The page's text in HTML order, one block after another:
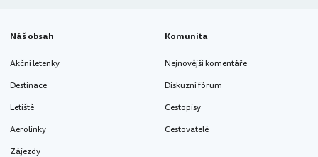
Náš obsah
Akční letenky
Destinace
Letiště
Aerolinky
Zájezdy
Komunita
Nejnovější komentáře
Diskuzní fórum
Cestopisy
Cestovatelé